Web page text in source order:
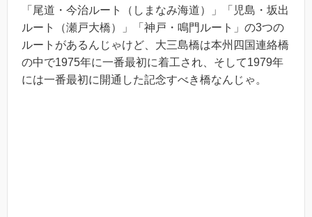
「尾道・今治ルート（しまなみ海道）」「児島・坂出
ルート（瀬戸大橋）」「神戸・鳴門ルート」の3つの
ルートがあるんじゃけど、大三島橋は本州四国連絡橋
の中で1975年に一番最初に着工され、そして1979年
には一番最初に開通した記念すべき橋なんじゃ。